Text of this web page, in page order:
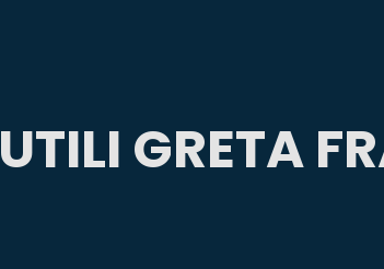
UTILI GRETA